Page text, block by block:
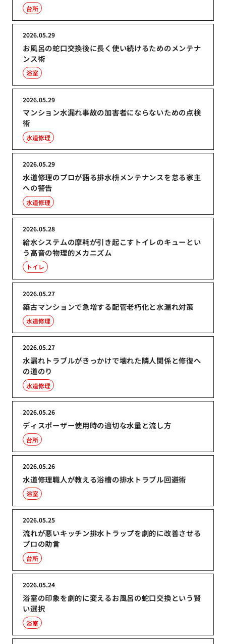
台所
お風呂の蛇口交換後に長く使い続けるためのメンテナ
ンス術
2026.05.29
浴室
マンション水漏れ事故の加害者にならないための点検
術
2026.05.29
水道修理
水道修理のプロが語る排水枡メンテナンスを怠る家主
への警告
2026.05.29
水道修理
給水システムの摩耗が引き起こすトイレのキューとい
う高音の物理的メカニズム
2026.05.28
トイレ
築古マンションで急増する配管老朽化と水漏れ対策
2026.05.27
水道修理
水漏れトラブルがきっかけで壊れた隣人関係と修復へ
の道のり
2026.05.27
水道修理
ディスポーザー使用時の適切な水量と流し方
2026.05.26
台所
水道修理職人が教える浴槽の排水トラブル回避術
2026.05.26
浴室
流れが悪いキッチン排水トラップを劇的に改善させる
プロの助言
2026.05.25
台所
浴室の印象を劇的に変えるお風呂の蛇口交換という賢
い選択
2026.05.24
浴室